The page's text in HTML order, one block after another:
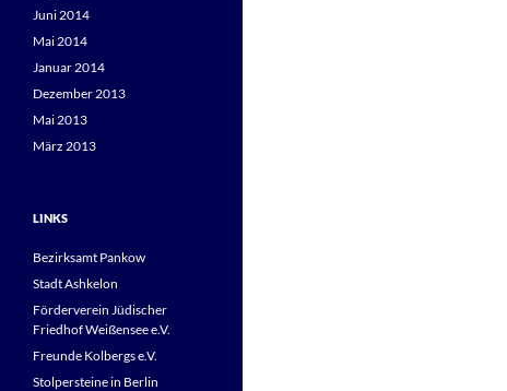
Juni 2014
Mai 2014
Januar 2014
Dezember 2013
Mai 2013
März 2013
LINKS
Bezirksamt Pankow
Stadt Ashkelon
Förderverein Jüdischer
Friedhof Weißensee e.V.
Freunde Kolbergs e.V.
Stolpersteine in Berlin